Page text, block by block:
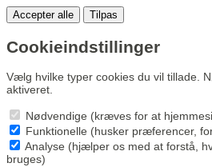
Accepter alle Tilpas
Cookieindstillinger
Vælg hvilke typer cookies du vil tillade.
aktiveret.
Nødvendige (kræves for at
Funktionelle (husker præferencer,
Analyse (hjælper os med at forstå,
bruges)